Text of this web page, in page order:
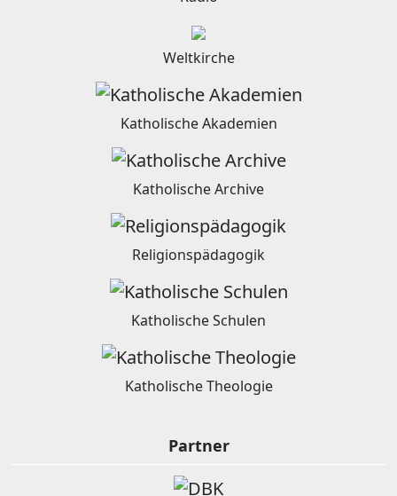
Weltkirche
Katholische Akademien
Katholische Archive
Religionspädagogik
Katholische Schulen
Katholische Theologie
Partner